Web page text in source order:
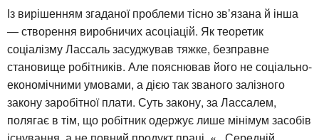
Із вирішенням згаданої проблеми тісно зв’язана й інша
— створення виробничих асоціацій. Як теоретик
соціалізму Лассаль засуджував тяжке, безправне
становище робітників. Але пояснював його не соціально-
економічними умовами, а дією так званого залізного
закону заробітної плати. Суть закону, за Лассалем,
полягає в тім, що робітник одержує лише мінімум засобів